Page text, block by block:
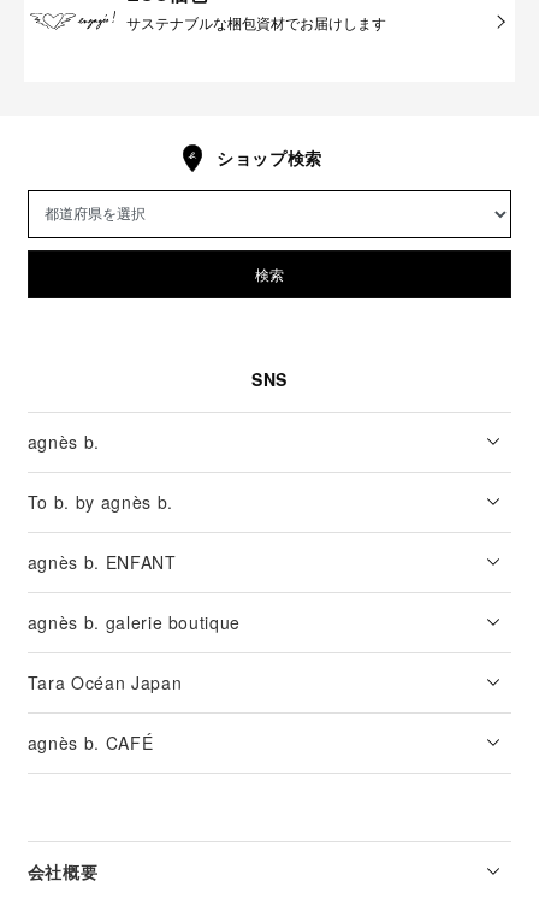
サステナブルな梱包資材でお届けします
ショップ検索
検索
SNS
agnès b.
To b. by agnès b.
agnès b. ENFANT
agnès b. galerie boutique
Tara Océan Japan
agnès b. CAFÉ
会社概要